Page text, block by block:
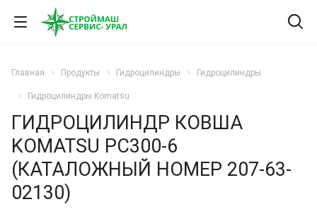
Главная Продукты Гидроцилиндры Гидроцилиндры
Гидроцилиндры Komatsu
ГИДРОЦИЛИНДР КОВША
KOMATSU PC300-6
(КАТАЛОЖНЫЙ НОМЕР 207-63-
02130)